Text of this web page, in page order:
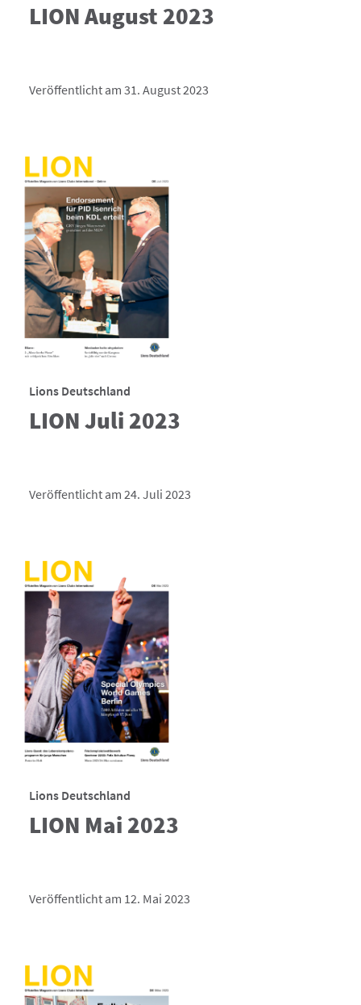
LION August 2023
Veröffentlicht am 31. August 2023
Lions Deutschland
LION Juli 2023
Veröffentlicht am 24. Juli 2023
Lions Deutschland
LION Mai 2023
Veröffentlicht am 12. Mai 2023